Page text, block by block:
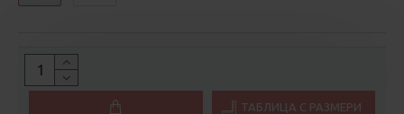
ТАБЛИЦА С РАЗМЕРИ